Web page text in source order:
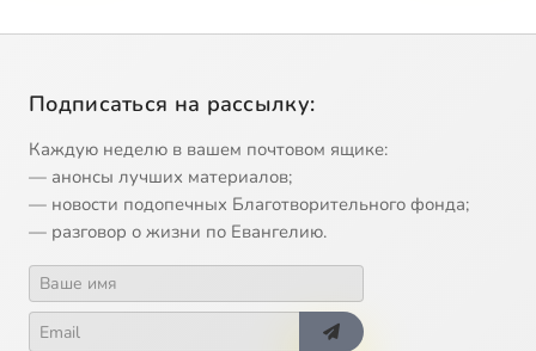
Подписаться на рассылку:
Каждую неделю в вашем почтовом ящике:
— анонсы лучших материалов;
— новости подопечных Благотворительного фонда;
— разговор о жизни по Евангелию.